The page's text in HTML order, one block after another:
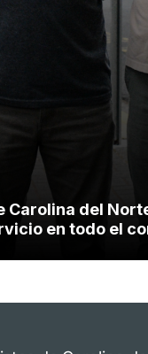
Carolina del
en todo el